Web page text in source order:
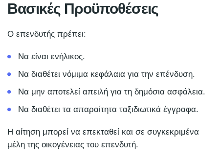
Βασικές Προϋποθέσεις
Ο επενδυτής πρέπει:
Να είναι ενήλικος.
Να διαθέτει νόμιμα κεφάλαια για την επένδυση.
Να μην αποτελεί απειλή για τη δημόσια ασφάλεια.
Να διαθέτει τα απαραίτητα ταξιδιωτικά έγγραφα.
Η αίτηση μπορεί να επεκταθεί και σε συγκεκριμένα
μέλη της οικογένειας του επενδυτή.